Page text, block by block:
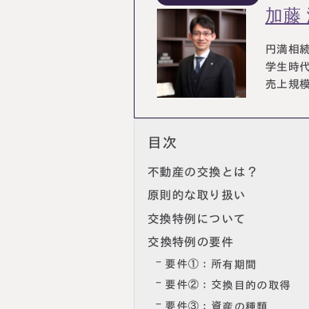
加藤
円満相
学生時
売上規
目次
不動産の交換とは？
原則的な取り扱い
交換特例について
交換特例の要件
要件①：所有期間
要件②：交換目的の取得
要件③：資産の種類